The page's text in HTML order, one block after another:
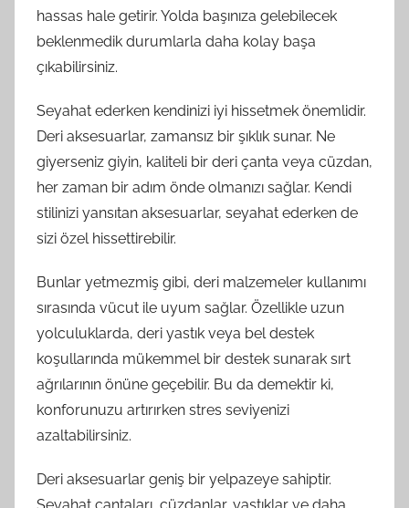
hassas hale getirir. Yolda başınıza gelebilecek
beklenmedik durumlarla daha kolay başa
çıkabilirsiniz.
Seyahat ederken kendinizi iyi hissetmek önemlidir.
Deri aksesuarlar, zamansız bir şıklık sunar. Ne
giyerseniz giyin, kaliteli bir deri çanta veya cüzdan,
her zaman bir adım önde olmanızı sağlar. Kendi
stilinizi yansıtan aksesuarlar, seyahat ederken de
sizi özel hissettirebilir.
Bunlar yetmezmiş gibi, deri malzemeler kullanımı
sırasında vücut ile uyum sağlar. Özellikle uzun
yolculuklarda, deri yastık veya bel destek
koşullarında mükemmel bir destek sunarak sırt
ağrılarının önüne geçebilir. Bu da demektir ki,
konforunuzu artırırken stres seviyenizi
azaltabilirsiniz.
Deri aksesuarlar geniş bir yelpazeye sahiptir.